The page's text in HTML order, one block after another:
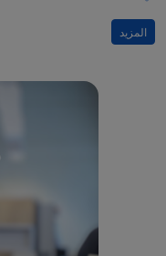
المزيد